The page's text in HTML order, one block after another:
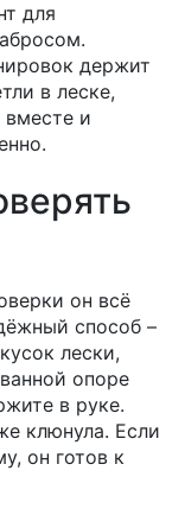
для
держит
в леске,
вместе и
он всё
способ –
лески,
опоре
в руке.
клюнула. Если
он готов к